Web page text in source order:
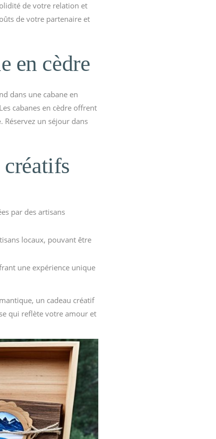
de votre relation et
de votre partenaire et
en cèdre
dans une cabane en
cabanes en cèdre offrent
. Réservez un séjour dans
créatifs
par des artisans
locaux, pouvant être
une expérience unique
un cadeau créatif
qui reflète votre amour et